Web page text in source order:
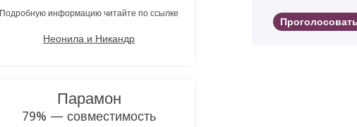
Подробную информацию читайте по ссылке
Неонила и Никандр
Парамон
79% — совместимость